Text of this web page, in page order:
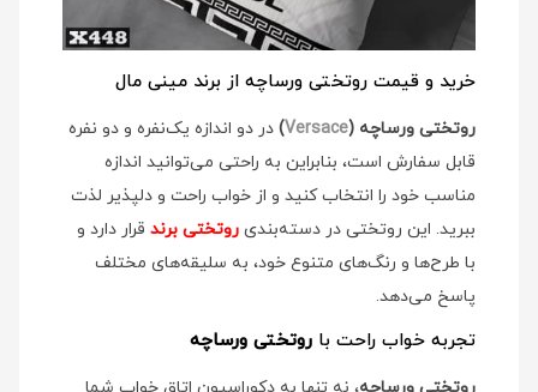
خرید و قیمت روتختی ورساچه از برند مینی مال
روتختی ورساچه (Versace
) در دو اندازه یک‌نفره و دو نفره
قابل سفارش است، بنابراین به راحتی می‌توانید اندازه
مناسب خود را انتخاب کنید و از خواب راحت و دلپذیر لذت
ببرید. این روتختی در دسته‌بندی روتختی برند قرار دارد و
با طرح‌ها و رنگ‌های متنوع خود، به سلیقه‌های مختلف
پاسخ می‌دهد.
تجربه خواب راحت با روتختی ورساچه